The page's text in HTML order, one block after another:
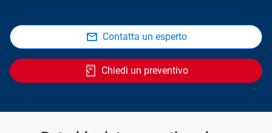
Contatta un esperto
Chiedi un preventivo